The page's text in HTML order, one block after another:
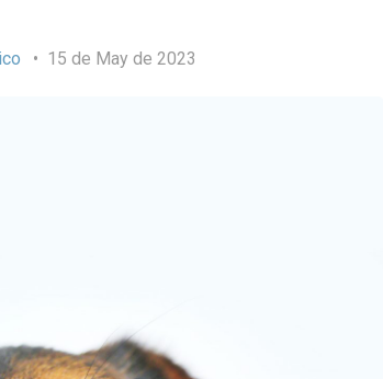
15 de May de 2023